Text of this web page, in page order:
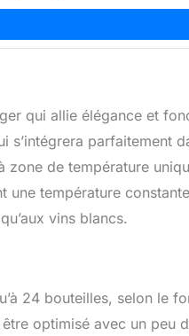
qui allie élégance et
s’intégrera parfaitement
zone de température
une température
vins blancs.
24 bouteilles, selon le
optimisé avec un peu